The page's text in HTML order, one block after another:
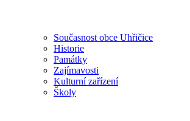
Současnost obce Uhřičice
Historie
Památky
Zajímavosti
Kulturní zařízení
Školy